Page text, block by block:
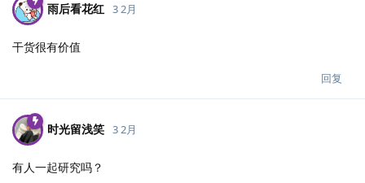
雨后看花红 3 2月
干货很有价值
回复
时光留浅笑 3 2月
有人一起研究吗？